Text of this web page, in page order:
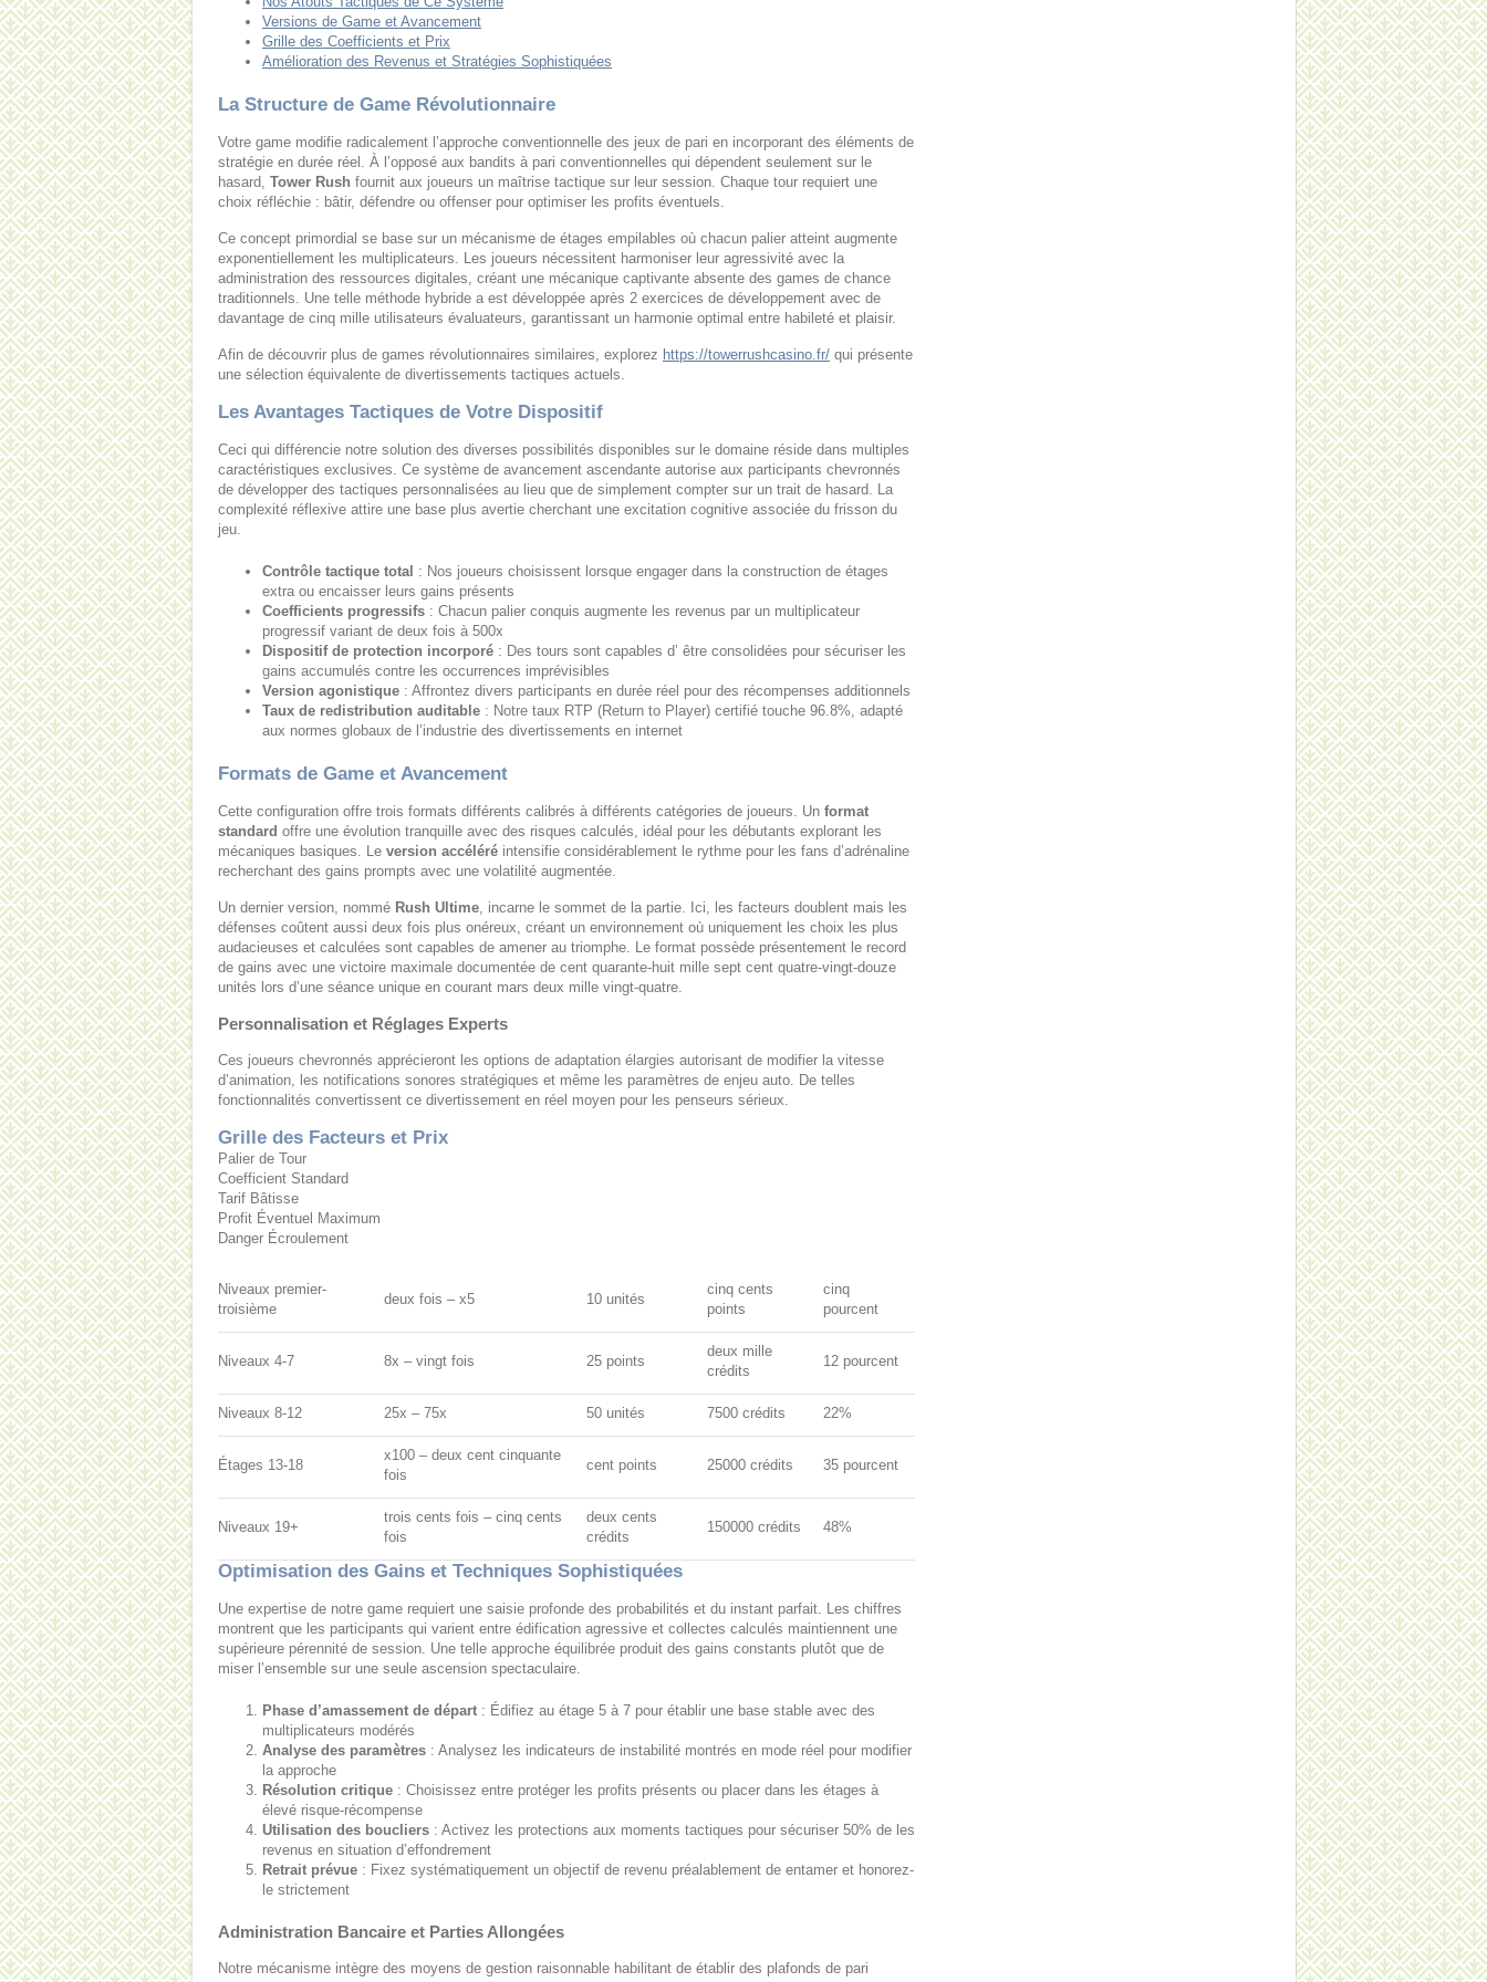
Versions de Game et Avancement
Grille des Coefficients et Prix
Amélioration des Revenus et Stratégies Sophistiquées
La Structure de Game Révolutionnaire
Votre game modifie radicalement l’approche conventionnelle des jeux de pari en incorporant des éléments de
stratégie en durée réel. À l’opposé aux bandits à pari conventionnelles qui dépendent seulement sur le
hasard, Tower Rush fournit aux joueurs un maîtrise tactique sur leur session. Chaque tour requiert une
choix réfléchie : bâtir, défendre ou offenser pour optimiser les profits éventuels.
Ce concept primordial se base sur un mécanisme de étages empilables où chacun palier atteint augmente
exponentiellement les multiplicateurs. Les joueurs nécessitent harmoniser leur agressivité avec la
administration des ressources digitales, créant une mécanique captivante absente des games de chance
traditionnels. Une telle méthode hybride a est développée après 2 exercices de développement avec de
davantage de cinq mille utilisateurs évaluateurs, garantissant un harmonie optimal entre habileté et plaisir.
Afin de découvrir plus de games révolutionnaires similaires, explorez https://towerrushcasino.fr/ qui présente
une sélection équivalente de divertissements tactiques actuels.
Les Avantages Tactiques de Votre Dispositif
Ceci qui différencie notre solution des diverses possibilités disponibles sur le domaine réside dans multiples
caractéristiques exclusives. Ce système de avancement ascendante autorise aux participants chevronnés
de développer des tactiques personnalisées au lieu que de simplement compter sur un trait de hasard. La
complexité réflexive attire une base plus avertie cherchant une excitation cognitive associée du frisson du
jeu.
Contrôle tactique total : Nos joueurs choisissent lorsque engager dans la construction de étages
extra ou encaisser leurs gains présents
Coefficients progressifs : Chacun palier conquis augmente les revenus par un multiplicateur
progressif variant de deux fois à 500x
Dispositif de protection incorporé : Des tours sont capables d’ être consolidées pour sécuriser les
gains accumulés contre les occurrences imprévisibles
Version agonistique : Affrontez divers participants en durée réel pour des récompenses additionnels
Taux de redistribution auditable : Notre taux RTP (Return to Player) certifié touche 96.8%, adapté
aux normes globaux de l’industrie des divertissements en internet
Formats de Game et Avancement
Cette configuration offre trois formats différents calibrés à différents catégories de joueurs. Un format
standard offre une évolution tranquille avec des risques calculés, idéal pour les débutants explorant les
mécaniques basiques. Le version accéléré intensifie considérablement le rythme pour les fans d’adrénaline
recherchant des gains prompts avec une volatilité augmentée.
Un dernier version, nommé Rush Ultime, incarne le sommet de la partie. Ici, les facteurs doublent mais les
défenses coûtent aussi deux fois plus onéreux, créant un environnement où uniquement les choix les plus
audacieuses et calculées sont capables de amener au triomphe. Le format possède présentement le record
de gains avec une victoire maximale documentée de cent quarante-huit mille sept cent quatre-vingt-douze
unités lors d’une séance unique en courant mars deux mille vingt-quatre.
Personnalisation et Réglages Experts
Ces joueurs chevronnés apprécieront les options de adaptation élargies autorisant de modifier la vitesse
d’animation, les notifications sonores stratégiques et même les paramètres de enjeu auto. De telles
fonctionnalités convertissent ce divertissement en réel moyen pour les penseurs sérieux.
Grille des Facteurs et Prix
Palier de Tour
Coefficient Standard
Tarif Bâtisse
Profit Éventuel Maximum
Danger Écroulement
Niveaux premier-
troisième
deux fois – x5 10 unités
cinq cents
points
cinq
pourcent
Niveaux 4-7 8x – vingt fois 25 points
deux mille
crédits
12 pourcent
Niveaux 8-12 25x – 75x 50 unités 7500 crédits 22%
Étages 13-18
x100 – deux cent cinquante
fois
cent points 25000 crédits 35 pourcent
Niveaux 19+
trois cents fois – cinq cents
fois
deux cents
crédits
150000 crédits 48%
Optimisation des Gains et Techniques Sophistiquées
Une expertise de notre game requiert une saisie profonde des probabilités et du instant parfait. Les chiffres
montrent que les participants qui varient entre édification agressive et collectes calculés maintiennent une
supérieure pérennité de session. Une telle approche équilibrée produit des gains constants plutôt que de
miser l’ensemble sur une seule ascension spectaculaire.
Phase d’amassement de départ : Édifiez au étage 5 à 7 pour établir une base stable avec des
multiplicateurs modérés
Analyse des paramètres : Analysez les indicateurs de instabilité montrés en mode réel pour modifier
la approche
Résolution critique : Choisissez entre protéger les profits présents ou placer dans les étages à
élevé risque-récompense
Utilisation des boucliers : Activez les protections aux moments tactiques pour sécuriser 50% de les
revenus en situation d’effondrement
Retrait prévue : Fixez systématiquement un objectif de revenu préalablement de entamer et honorez-
le strictement
Administration Bancaire et Parties Allongées
Notre mécanisme intègre des moyens de gestion raisonnable habilitant de établir des plafonds de pari